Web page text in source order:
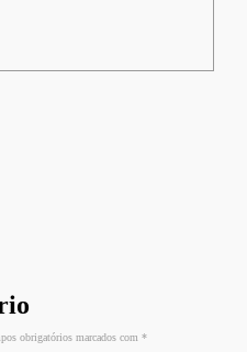
obrigatórios marcados com *